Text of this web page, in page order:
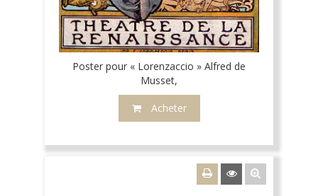
Poster pour « Lorenzaccio » Alfred de
Musset,
Acheter